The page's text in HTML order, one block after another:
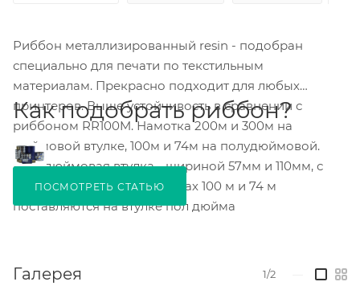
Риббон металлизированный resin - подобран
специально для печати по текстильным
материалам. Прекрасно подходит для любых
принтеров. Выше устойчивость в сравнении с
риббоном RR100M. Намотка 200м и 300м на
дюймовой втулке, 100м и 74м на полудюймовой.
Полудюймовая втулка - шириной 57мм и 110мм, с
засечками. Ленты в намотках 100 м и 74 м
поставляются на втулке пол дюйма
Как подобрать риббон?
ПОСМОТРЕТЬ СТАТЬЮ
Галерея 1/2